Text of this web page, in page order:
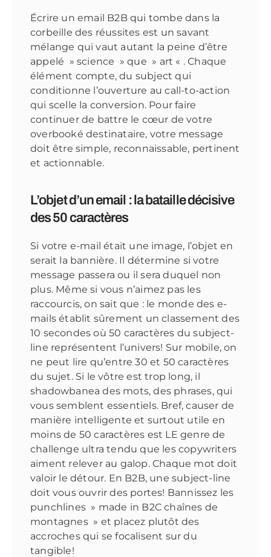
Écrire un email B2B qui tombe dans la
corbeille des réussites est un savant
mélange qui vaut autant la peine d’être
appelé » science » que » art « . Chaque
élément compte, du subject qui
conditionne l’ouverture au call-to-action
qui scelle la conversion. Pour faire
continuer de battre le cœur de votre
overbooké destinataire, votre message
doit être simple, reconnaissable, pertinent
et actionnable.
L’objet d’un email : la bataille décisive
des 50 caractères
Si votre e-mail était une image, l’objet en
serait la bannière. Il détermine si votre
message passera ou il sera duquel non
plus. Même si vous n’aimez pas les
raccourcis, on sait que : le monde des e-
mails établit sûrement un classement des
10 secondes où 50 caractères du subject-
line représentent l’univers! Sur mobile, on
ne peut lire qu’entre 30 et 50 caractères
du sujet. Si le vôtre est trop long, il
shadowbanea des mots, des phrases, qui
vous semblent essentiels. Bref, causer de
manière intelligente et surtout utile en
moins de 50 caractères est LE genre de
challenge ultra tendu que les copywriters
aiment relever au galop. Chaque mot doit
valoir le détour. En B2B, une subject-line
doit vous ouvrir des portes! Bannissez les
punchlines » made in B2C chaînes de
montagnes » et placez plutôt des
accroches qui se focalisent sur du
tangible!